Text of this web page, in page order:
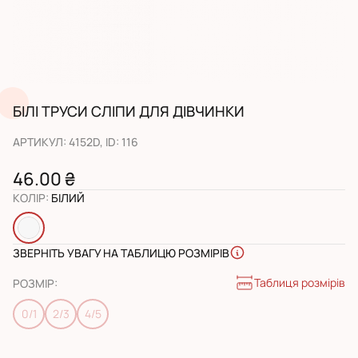
БІЛІ ТРУСИ СЛІПИ ДЛЯ ДІВЧИНКИ
АРТИКУЛ: 4152D, ID: 116
46.00 ₴
КОЛІР: БІЛИЙ
ЗВЕРНІТЬ УВАГУ НА ТАБЛИЦЮ РОЗМІРІВ
РОЗМІР: Таблиця розмірів
0/1 2/3 4/5